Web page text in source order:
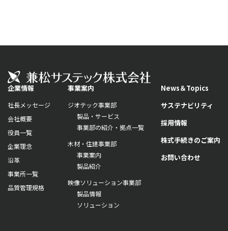
企業情報
社長メッセージ
会社概要
役員一覧
企業理念
沿革
事業所一覧
品質管理規格
事業案内
ジオテック事業部
製品・サービス
事業部の紹介・拠点一覧
木材・住建事業部
事業案内
製品紹介
映像ソリューション事業部
製品情報
ソリューション
News＆Topics
サステナビリティ
採用情報
株式手続きのご案内
お問い合わせ